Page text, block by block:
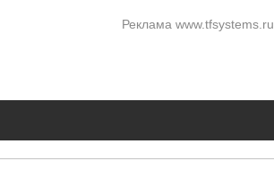
Реклама www.tfsystems.ru